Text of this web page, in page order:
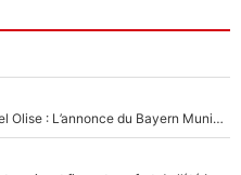
Scandale dans la vie privée de Michael Olise : L’annonce du Bayern Munich sur son enfant caché